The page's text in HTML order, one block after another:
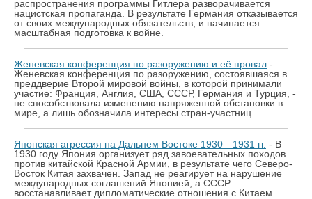
распространения программы Гитлера разворачивается
нацистская пропаганда. В результате Германия отказывается
от своих международных обязательств, и начинается
масштабная подготовка к войне.
Женевская конференция по разоружению и её провал -
Женевская конференция по разоружению, состоявшаяся в
преддверие Второй мировой войны, в которой принимали
участие: Франция, Англия, США, СССР, Германия и Турция, -
не способствовала изменению напряженной обстановки в
мире, а лишь обозначила интересы стран-участниц.
Японская агрессия на Дальнем Востоке 1930—1931 гг. - В
1930 году Япония организует ряд завоевательных походов
против китайской Красной Армии, в результате чего Северо-
Восток Китая захвачен. Запад не реагирует на нарушение
международных соглашений Японией, а СССР
восстанавливает дипломатические отношения с Китаем.